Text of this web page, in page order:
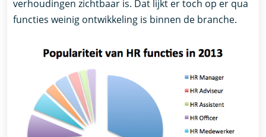
verhoudingen zichtbaar is. Dat lijkt er toch op er qua
functies weinig ontwikkeling is binnen de branche.